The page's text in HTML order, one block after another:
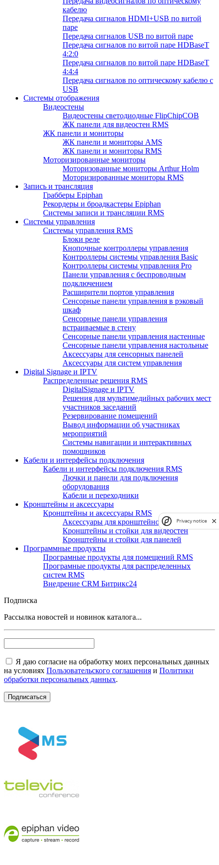
кабелю
Передача сигналов HDMI+USB по витой
паре
Передача сигналов USB по витой паре
Передача сигналов по витой паре HDBaseT
4:2:0
Передача сигналов по витой паре HDBaseT
4:4:4
Передача сигналов по оптическому кабелю с
USB
Системы отображения
Видеостены
Видеостены светодиодные FlipChipCOB
ЖК панели для видеостен RMS
ЖК панели и мониторы
ЖК панели и мониторы AMS
ЖК панели и мониторы RMS
Моторизированные мониторы
Моторизованные мониторы Arthur Holm
Моторизированные мониторы RMS
Запись и трансляция
Грабберы Epiphan
Рекордеры и броадкастеры Epiphan
Системы записи и трансляции RMS
Системы управления
Системы управления RMS
Блоки реле
Кнопочные контроллеры управления
Контроллеры системы управления Basic
Контроллеры системы управления Pro
Панели управления с беспроводным
подключением
Расширители портов управления
Сенсорные панели управления в рэковый
шкаф
Сенсорные панели управления
встраиваемые в стену
Сенсорные панели управления настенные
Сенсорные панели управления настольные
Аксессуары для сенсорных панелей
Аксессуары для систем управления
Digital Signage и IPTV
Распределенные решения RMS
DigitalSignage и IPTV
Решения для мультимедийных рабочих мест
участников заседаний
Резервирование помещений
Вывод информации об участниках
мероприятий
Системы навигации и интерактивных
помощников
Кабели и интерфейсы подключения
Кабели и интерфейсы подключения RMS
Лючки и панели для подключения
оборудования
Кабели и переходники
Кронштейны и аксессуары
Кронштейны и аксессуары RMS
Аксессуары для кронштейнов и стоек
Кронштейны и стойки для видеостен
Кронштейны и стойки для панелей
Программные продукты
Програмные продукты для помещений RMS
Програмные продукты для распределенных
систем RMS
Внедрение CRM Битрикс24
Подписка
Рассылка новостей и новинок каталога...
Я даю согласие на обработку моих персональных данных
на условиях Пользовательского соглашения и Политики
обработки персональных данных.
Privacy notice